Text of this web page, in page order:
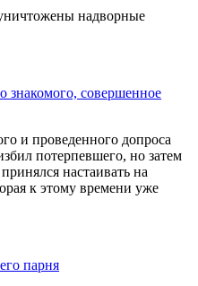
надворные
знакомого, совершенное
и проведенного допроса
потерпевшего, но затем
настаивать на
к этому времени уже
парня